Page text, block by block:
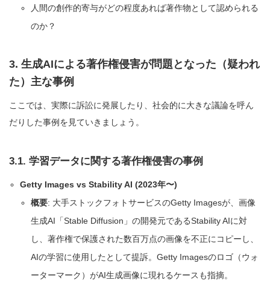
人間の創作的寄与がどの程度あれば著作物として認められる
のか？
3. 生成AIによる著作権侵害が問題となった（疑われ
た）主な事例
ここでは、実際に訴訟に発展したり、社会的に大きな議論を呼ん
だりした事例を見ていきましょう。
3.1. 学習データに関する著作権侵害の事例
Getty Images vs Stability AI (2023年〜)
概要: 大手ストックフォトサービスのGetty Imagesが、画像
生成AI「Stable Diffusion」の開発元であるStability AIに対
し、著作権で保護された数百万点の画像を不正にコピーし、
AIの学習に使用したとして提訴。Getty Imagesのロゴ（ウォ
ーターマーク）がAI生成画像に現れるケースも指摘。